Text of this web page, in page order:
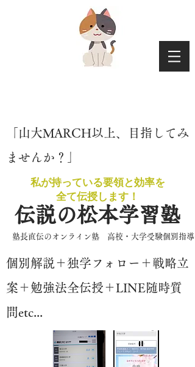
​「山大MARCH以上、目指してみ
ませんか？」
伝説の松本学習塾
私が持っている要領と効率を
​全て伝授します！
​塾長直伝のオンライン塾 高校・大学受験個別指導
​個別解説＋独学フォロー＋戦略立
案＋勉強法全伝授＋LINE随時質
問etc...